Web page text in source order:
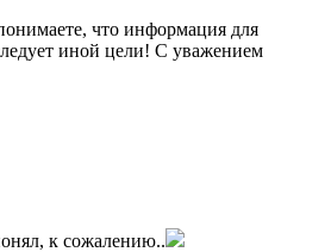
что информация для
иной цели! С уважением
к сожалению..